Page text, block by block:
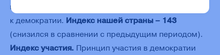
к политическому равенству и, следовательно,
к демократии. Индекс нашей страны – 143
(снизился в сравнении с предыдущим периодом).
Индекс участия. Принцип участия в демократии